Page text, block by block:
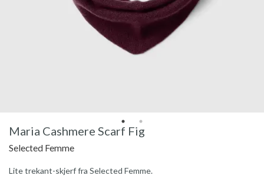
Maria Cashmere Scarf Fig
Selected Femme
Lite trekant-skjerf fra Selected Femme.